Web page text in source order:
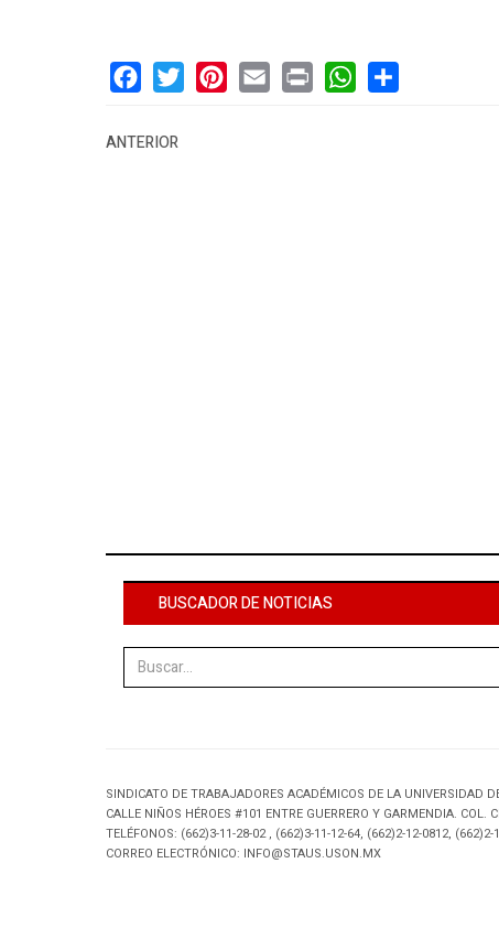
20 de julio
ANTERIOR
BUSCADOR DE NOTICIAS
SINDICATO DE TRABAJADORES ACADÉMICOS DE LA UNIVERSIDAD
CALLE NIÑOS HÉROES #101 ENTRE GUERRERO Y GARMENDIA. COL.
TELÉFONOS: (662)3-11-28-02 , (662)3-11-12-64, (662)2-12-0812,
CORREO ELECTRÓNICO: INFO@STAUS.USON.MX